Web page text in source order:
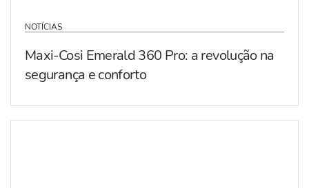
NOTÍCIAS
Maxi-Cosi Emerald 360 Pro: a revolução na
segurança e conforto